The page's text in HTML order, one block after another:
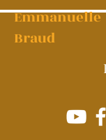
Emmanuelle
Braud